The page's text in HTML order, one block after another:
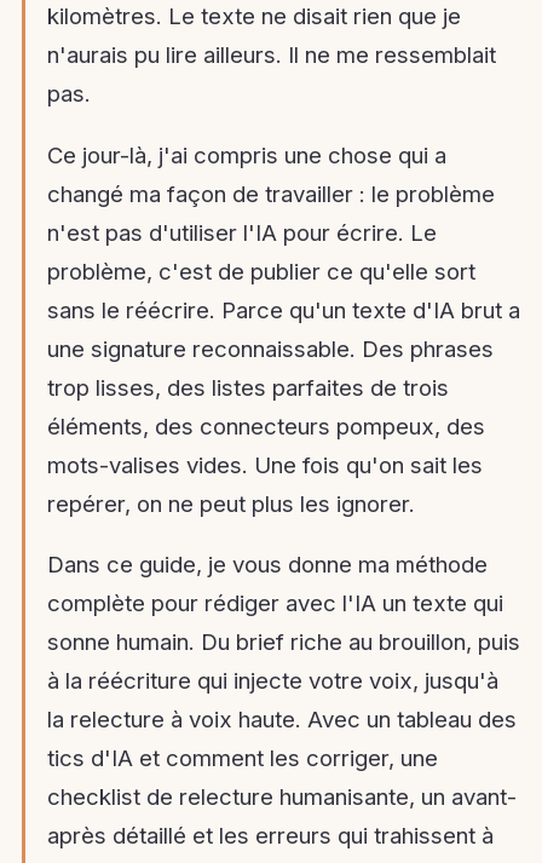
kilomètres. Le texte ne disait rien que je
n'aurais pu lire ailleurs. Il ne me ressemblait
pas.
Ce jour-là, j'ai compris une chose qui a
changé ma façon de travailler : le problème
n'est pas d'utiliser l'IA pour écrire. Le
problème, c'est de publier ce qu'elle sort
sans le réécrire. Parce qu'un texte d'IA brut a
une signature reconnaissable. Des phrases
trop lisses, des listes parfaites de trois
éléments, des connecteurs pompeux, des
mots-valises vides. Une fois qu'on sait les
repérer, on ne peut plus les ignorer.
Dans ce guide, je vous donne ma méthode
complète pour rédiger avec l'IA un texte qui
sonne humain. Du brief riche au brouillon, puis
à la réécriture qui injecte votre voix, jusqu'à
la relecture à voix haute. Avec un tableau des
tics d'IA et comment les corriger, une
checklist de relecture humanisante, un avant-
après détaillé et les erreurs qui trahissent à